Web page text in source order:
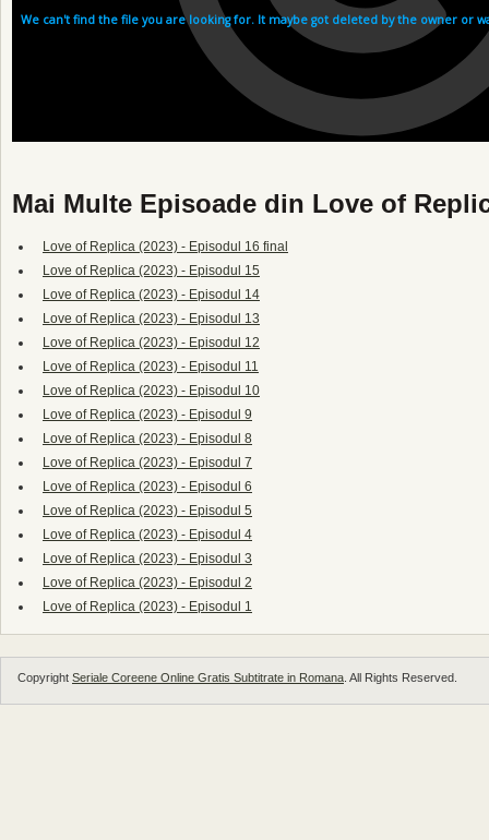
Mai Multe Episoade din Love of
Love of Replica (2023) - Episodul 16 final
Love of Replica (2023) - Episodul 15
Love of Replica (2023) - Episodul 14
Love of Replica (2023) - Episodul 13
Love of Replica (2023) - Episodul 12
Love of Replica (2023) - Episodul 11
Love of Replica (2023) - Episodul 10
Love of Replica (2023) - Episodul 9
Love of Replica (2023) - Episodul 8
Love of Replica (2023) - Episodul 7
Love of Replica (2023) - Episodul 6
Love of Replica (2023) - Episodul 5
Love of Replica (2023) - Episodul 4
Love of Replica (2023) - Episodul 3
Love of Replica (2023) - Episodul 2
Love of Replica (2023) - Episodul 1
Copyright Seriale Coreene Online Gratis Subtitrate in Romana . All Rights Reserved.